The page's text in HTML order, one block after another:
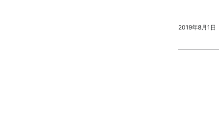
2019年8月1日